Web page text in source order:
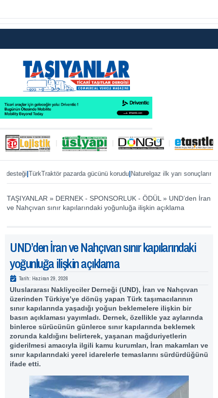
|TürkTraktör pazarda gücünü korudu|Naturelgaz ilk yarı sonuçlarını
TAŞIYANLAR » DERNEK - SPONSORLUK - ÖDÜL » UND’den İran
ve Nahçıvan sınır kapılarındaki yoğunluğa ilişkin açıklama
UND’den İran ve Nahçıvan sınır kapılarındaki
yoğunluğa ilişkin açıklama
Tarih: Haziran 29, 2026
Uluslararası Nakliyeciler Derneği (UND), İran ve Nahçıvan
üzerinden Türkiye’ye dönüş yapan Türk taşımacılarının
sınır kapılarında yaşadığı yoğun beklemelere ilişkin bir
basın açıklaması yayımladı. Dernek, özellikle yaz aylarında
binlerce sürücünün günlerce sınır kapılarında beklemek
zorunda kaldığını belirterek, yaşanan mağduriyetlerin
giderilmesi amacıyla ilgili kamu kurumları, İran makamları ve
sınır kapılarındaki yerel idarelerle temaslarını sürdürdüğünü
ifade etti.